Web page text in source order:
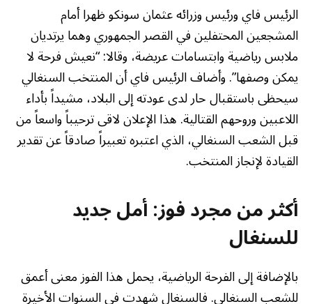
الرئيس فاي ورئيس وزرائه عثمان سونكو ظهرا أمام
المشجعين المحتفلين في القصر الجمهوري وهما يرتديان
ملابس رياضية وابتسامات عريضة، وقالا: “نعيش فرحة لا
يمكن وصفها”. وأضاف الرئيس فاي أن المنتخب السنغالي
سيحظى باستقبال حار لدى عودته إلى البلاد، مشيداً بأداء
اللاعبين وروحهم القتالية. هذا الإعلان لاقى ترحيباً واسعاً من
قبل الشعب السنغالي، الذي اعتبره تعبيراً صادقاً عن تقدير
القيادة لإنجاز المنتخب.
أكثر من مجرد فوز: أمل جديد
للسنغال
بالإضافة إلى الفرحة الرياضية، يحمل هذا الفوز معنى أعمق
للشعب السنغالي. فالسنغال شهدت في السنوات الأخيرة